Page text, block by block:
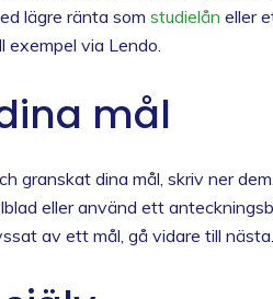
lägre ränta som studielån eller
exempel via Lendo.
mål
granskat dina mål, skriv ner
eller använd ett
av ett mål, gå vidare till nästa.